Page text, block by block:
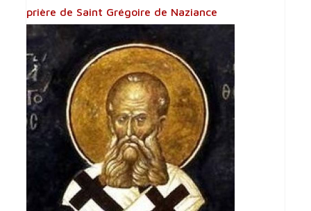
prière de Saint Grégoire de Naziance